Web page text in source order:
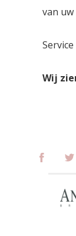
van
Wij